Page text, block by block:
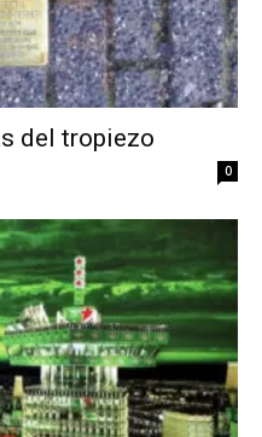
del tropiezo
0